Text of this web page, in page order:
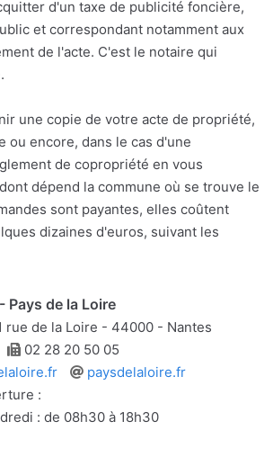
d'un taxe de publicité foncière,
et correspondant notamment aux
de l'acte. C'est le notaire qui
une copie de votre acte de propriété,
ou encore, dans le cas d'une
de copropriété en vous
dépend la commune où se trouve le
sont payantes, elles coûtent
dizaines d'euros, suivant les
Pays de la Loire
rue de la Loire - 44000 - Nantes
Télécopie
02 28 20 50 05
Site
paysdelaloire.fr
:
: de 08h30 à 18h30